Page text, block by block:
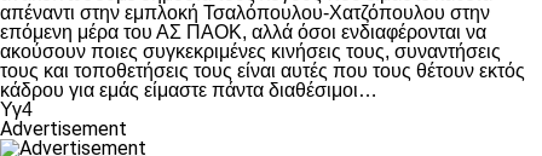
απέναντι στην εμπλοκή Τσαλόπουλου-Χατζόπουλου στην
επόμενη μέρα του ΑΣ ΠΑΟΚ, αλλά όσοι ενδιαφέρονται να
ακούσουν ποιες συγκεκριμένες κινήσεις τους, συναντήσεις
τους και τοποθετήσεις τους είναι αυτές που τους θέτουν εκτός
κάδρου για εμάς είμαστε πάντα διαθέσιμοι…
Υγ4
Advertisement